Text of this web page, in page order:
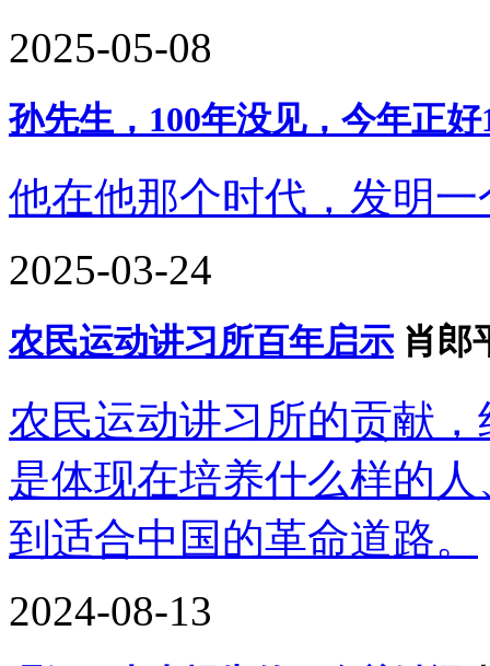
2025-05-08
孙先生，100年没见，今年正好
他在他那个时代，发明
2025-03-24
农民运动讲习所百年启示 肖郎
农民运动讲习所的贡献
是体现在培养什么样的
到适合中国的革命道路。
2024-08-13